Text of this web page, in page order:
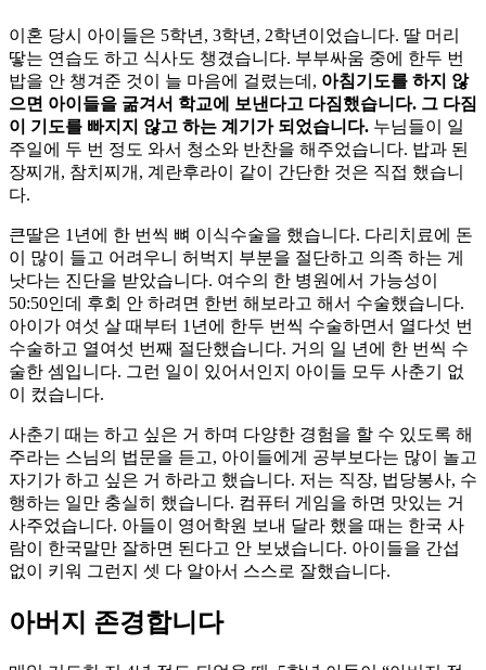
이혼 당시 아이들은 5학년, 3학년, 2학년이었습니다. 딸 머리
땋는 연습도 하고 식사도 챙겼습니다. 부부싸움 중에 한두 번
밥을 안 챙겨준 것이 늘 마음에 걸렸는데, 아침기도를 하지 않
으면 아이들을 굶겨서 학교에 보낸다고 다짐했습니다. 그 다짐
이 기도를 빠지지 않고 하는 계기가 되었습니다. 누님들이 일
주일에 두 번 정도 와서 청소와 반찬을 해주었습니다. 밥과 된
장찌개, 참치찌개, 계란후라이 같이 간단한 것은 직접 했습니
다.
큰딸은 1년에 한 번씩 뼈 이식수술을 했습니다. 다리치료에 돈
이 많이 들고 어려우니 허벅지 부분을 절단하고 의족 하는 게
낫다는 진단을 받았습니다. 여수의 한 병원에서 가능성이
50:50인데 후회 안 하려면 한번 해보라고 해서 수술했습니다.
아이가 여섯 살 때부터 1년에 한두 번씩 수술하면서 열다섯 번
수술하고 열여섯 번째 절단했습니다. 거의 일 년에 한 번씩 수
술한 셈입니다. 그런 일이 있어서인지 아이들 모두 사춘기 없
이 컸습니다.
사춘기 때는 하고 싶은 거 하며 다양한 경험을 할 수 있도록 해
주라는 스님의 법문을 듣고, 아이들에게 공부보다는 많이 놀고
자기가 하고 싶은 거 하라고 했습니다. 저는 직장, 법당봉사, 수
행하는 일만 충실히 했습니다. 컴퓨터 게임을 하면 맛있는 거
사주었습니다. 아들이 영어학원 보내 달라 했을 때는 한국 사
람이 한국말만 잘하면 된다고 안 보냈습니다. 아이들을 간섭
없이 키워 그런지 셋 다 알아서 스스로 잘했습니다.
아버지 존경합니다